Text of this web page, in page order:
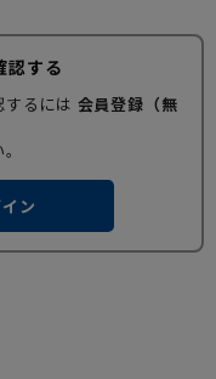
認する
るには 会員登録（無
ン